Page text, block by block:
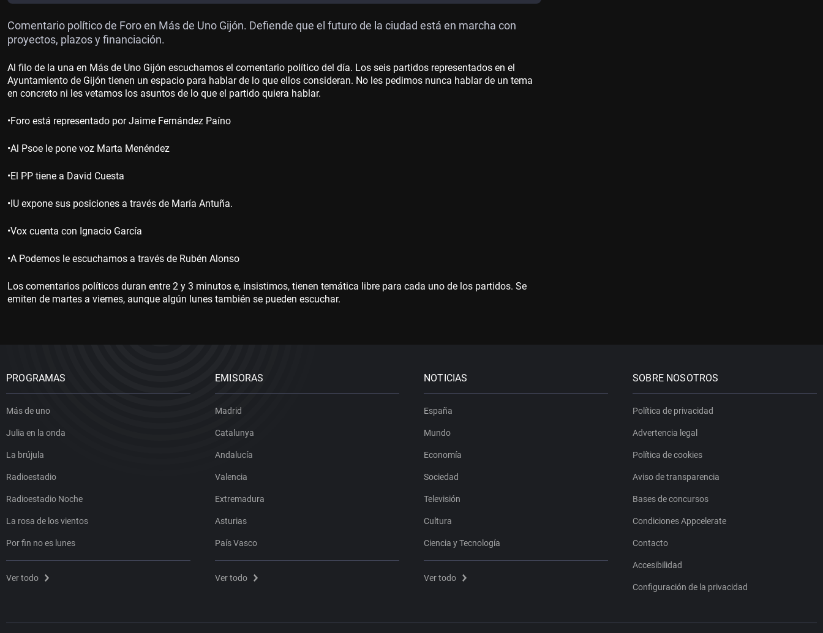
Comentario político de Foro en Más de Uno Gijón. Defiende que el futuro de la ciudad está en marcha con
proyectos, plazos y financiación.
Al filo de la una en Más de Uno Gijón escuchamos el comentario político del día. Los seis partidos representados en el
Ayuntamiento de Gijón tienen un espacio para hablar de lo que ellos consideran. No les pedimos nunca hablar de un tema
en concreto ni les vetamos los asuntos de lo que el partido quiera hablar.
•Foro está representado por Jaime Fernández Paíno
•Al Psoe le pone voz Marta Menéndez
•El PP tiene a David Cuesta
•IU expone sus posiciones a través de María Antuña.
•Vox cuenta con Ignacio García
•A Podemos le escuchamos a través de Rubén Alonso
Los comentarios políticos duran entre 2 y 3 minutos e, insistimos, tienen temática libre para cada uno de los partidos. Se
emiten de martes a viernes, aunque algún lunes también se pueden escuchar.
PROGRAMAS
Más de uno
Julia en la onda
La brújula
Radioestadio
Radioestadio Noche
La rosa de los vientos
Por fin no es lunes
Ver todo
EMISORAS
Madrid
Catalunya
Andalucía
Valencia
Extremadura
Asturias
País Vasco
Ver todo
NOTICIAS
España
Mundo
Economía
Sociedad
Televisión
Cultura
Ciencia y Tecnología
Ver todo
SOBRE NOSOTROS
Política de privacidad
Advertencia legal
Política de cookies
Aviso de transparencia
Bases de concursos
Condiciones Appcelerate
Contacto
Accesibilidad
Configuración de la privacidad